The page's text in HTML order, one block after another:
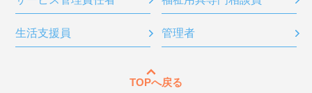
生活支援員 管理者
TOPへ戻る